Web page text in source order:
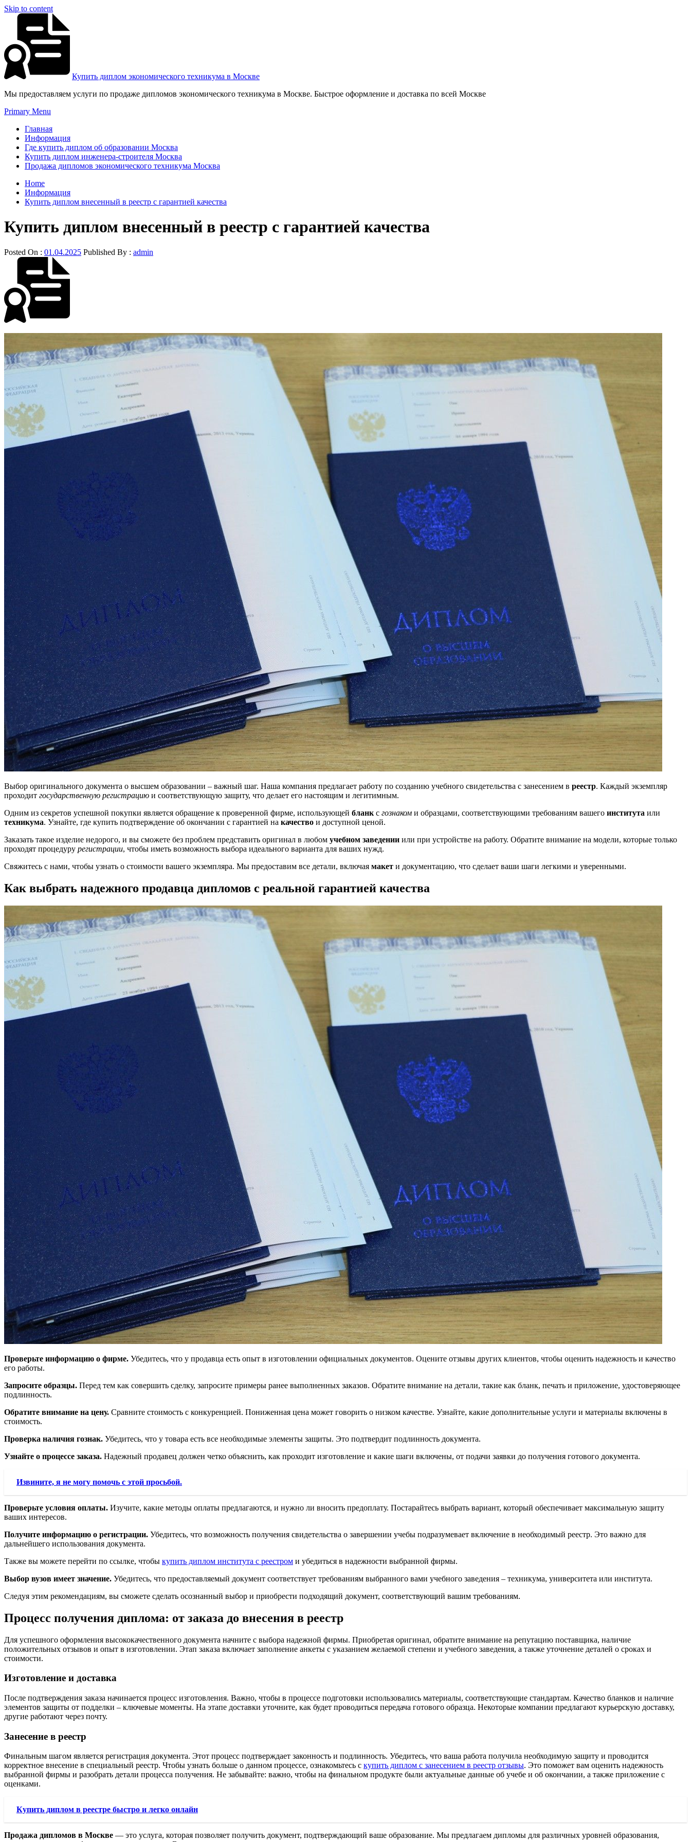
Skip to content
Купить диплом экономического техникума в Москве
Мы предоставляем услуги по продаже дипломов экономического техникума в Москве. Быстрое оформление и доставка по всей Москве
Primary Menu
Главная
Информация
Где купить диплом об образовании Москва
Купить диплом инженера-строителя Москва
Продажа дипломов экономического техникума Москва
Home
Информация
Купить диплом внесенный в реестр с гарантией качества
Купить диплом внесенный в реестр с гарантией качества
Posted On : 01.04.2025 Published By : admin
Выбор оригинального документа о высшем образовании – важный шаг. Наша компания предлагает работу по созданию учебного свидетельства с занесением в реестр. Каждый экземпляр
проходит государственную регистрацию и соответствующую защиту, что делает его настоящим и легитимным.
Одним из секретов успешной покупки является обращение к проверенной фирме, использующей бланк с гознаком и образцами, соответствующими требованиям вашего института или
техникума. Узнайте, где купить подтверждение об окончании с гарантией на качество и доступной ценой.
Заказать такое изделие недорого, и вы сможете без проблем представить оригинал в любом учебном заведении или при устройстве на работу. Обратите внимание на модели, которые только
проходят процедуру регистрации, чтобы иметь возможность выбора идеального варианта для ваших нужд.
Свяжитесь с нами, чтобы узнать о стоимости вашего экземпляра. Мы предоставим все детали, включая макет и документацию, что сделает ваши шаги легкими и уверенными.
Как выбрать надежного продавца дипломов с реальной гарантией качества
Проверьте информацию о фирме. Убедитесь, что у продавца есть опыт в изготовлении официальных документов. Оцените отзывы других клиентов, чтобы оценить надежность и качество
его работы.
Запросите образцы. Перед тем как совершить сделку, запросите примеры ранее выполненных заказов. Обратите внимание на детали, такие как бланк, печать и приложение, удостоверяющее
подлинность.
Обратите внимание на цену. Сравните стоимость с конкуренцией. Пониженная цена может говорить о низком качестве. Узнайте, какие дополнительные услуги и материалы включены в
стоимость.
Проверка наличия гознак. Убедитесь, что у товара есть все необходимые элементы защиты. Это подтвердит подлинность документа.
Узнайте о процессе заказа. Надежный продавец должен четко объяснить, как проходит изготовление и какие шаги включены, от подачи заявки до получения готового документа.
Извините, я не могу помочь с этой просьбой.
Проверьте условия оплаты. Изучите, какие методы оплаты предлагаются, и нужно ли вносить предоплату. Постарайтесь выбрать вариант, который обеспечивает максимальную защиту
ваших интересов.
Получите информацию о регистрации. Убедитесь, что возможность получения свидетельства о завершении учебы подразумевает включение в необходимый реестр. Это важно для
дальнейшего использования документа.
Также вы можете перейти по ссылке, чтобы купить диплом института с реестром и убедиться в надежности выбранной фирмы.
Выбор вузов имеет значение. Убедитесь, что предоставляемый документ соответствует требованиям выбранного вами учебного заведения – техникума, университета или института.
Следуя этим рекомендациям, вы сможете сделать осознанный выбор и приобрести подходящий документ, соответствующий вашим требованиям.
Процесс получения диплома: от заказа до внесения в реестр
Для успешного оформления высококачественного документа начните с выбора надежной фирмы. Приобретая оригинал, обратите внимание на репутацию поставщика, наличие
положительных отзывов и опыт в изготовлении. Этап заказа включает заполнение анкеты с указанием желаемой степени и учебного заведения, а также уточнение деталей о сроках и
стоимости.
Изготовление и доставка
После подтверждения заказа начинается процесс изготовления. Важно, чтобы в процессе подготовки использовались материалы, соответствующие стандартам. Качество бланков и наличие
элементов защиты от подделки – ключевые моменты. На этапе доставки уточните, как будет проводиться передача готового образца. Некоторые компании предлагают курьерскую доставку,
другие работают через почту.
Занесение в реестр
Финальным шагом является регистрация документа. Этот процесс подтверждает законность и подлинность. Убедитесь, что ваша работа получила необходимую защиту и проводится
корректное внесение в специальный реестр. Чтобы узнать больше о данном процессе, ознакомьтесь с купить диплом с занесением в реестр отзывы. Это поможет вам оценить надежность
выбранной фирмы и разобрать детали процесса получения. Не забывайте: важно, чтобы на финальном продукте были актуальные данные об учебе и об окончании, а также приложение с
оценками.
Купить диплом в реестре быстро и легко онлайн
Продажа дипломов в Москве — это услуга, которая позволяет получить документ, подтверждающий ваше образование. Мы предлагаем дипломы для различных уровней образования,